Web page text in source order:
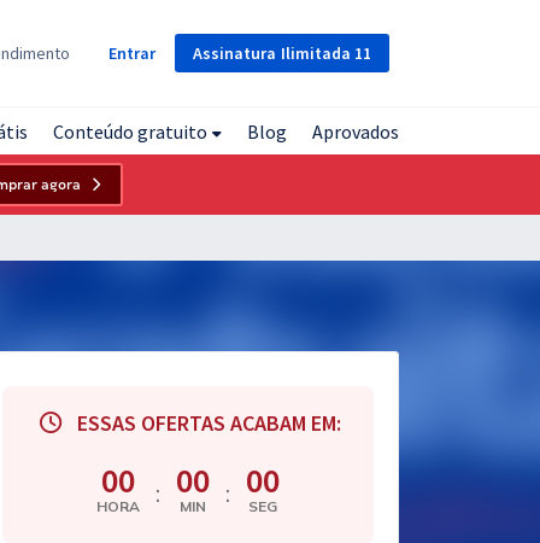
Assinatura Ilimitada 11
Entrar
Conteúdo gratuito Blog Aprovados
agora
ESSAS OFERTAS ACABAM EM:
00
HORA : 00
MIN : 00
SEG